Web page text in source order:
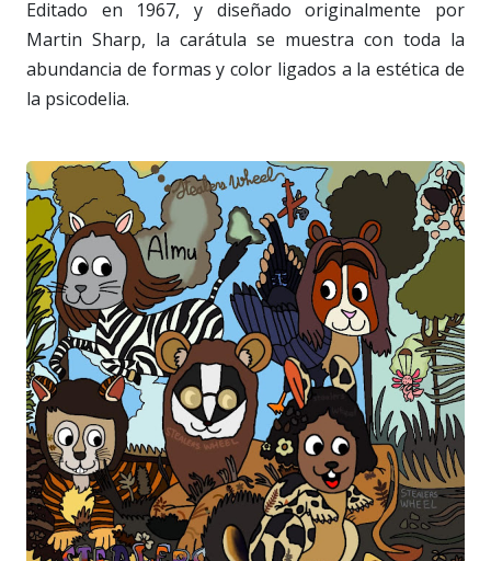
Editado en 1967, y diseñado originalmente por
Martin Sharp, la carátula se muestra con toda la
abundancia de formas y color ligados a la estética de
la psicodelia.